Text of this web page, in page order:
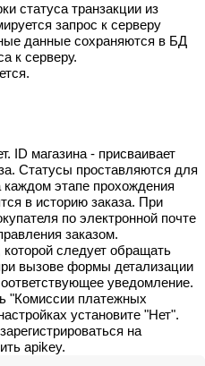
статуса транзакции из
запрос к серверу
данные сохраняются в БД
к серверу.
ID магазина - присваивает
Статусы проставляются для
этапе прохождения
в историю заказа. При
по электронной почте
заказом.
следует обращать
вызове формы детализации
уведомление.
"Комиссии платежных
установите "Нет".
на
apikey.